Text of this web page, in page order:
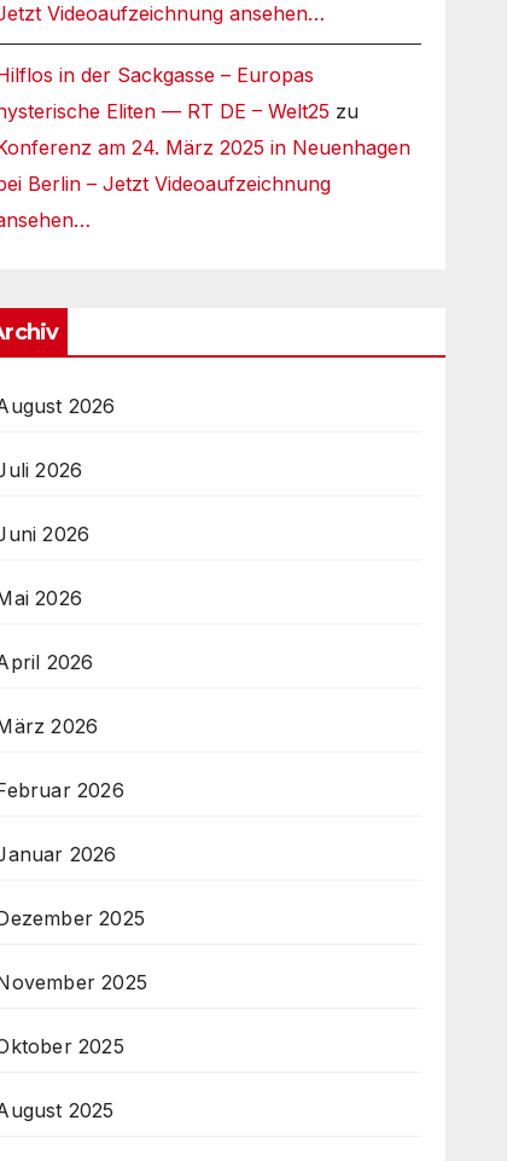
Videoaufzeichnung ansehen…
in der Sackgasse – Europas
Eliten — RT DE – Welt25 zu
am 24. März 2025 in Neuenhagen
Berlin – Jetzt Videoaufzeichnung
2026
2026
2026
2026
2026
2026
2026
2026
2025
2025
2025
2025